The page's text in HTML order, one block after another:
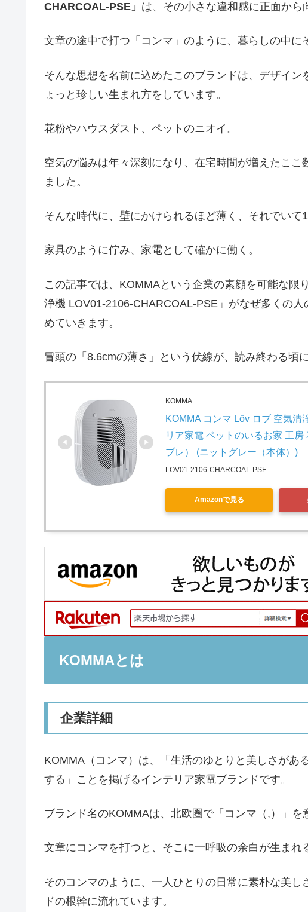
CHARCOAL-PSE」 は、その小さな違和感に正面から
文章の途中で打つ「コンマ」のように、暮らしの中に
そんな思想を名前に込めたこのブランドは、デザイ
ょっと珍しい生まれ方をしています。
花粉やハウスダスト、ペットのニオイ。
空気の悩みは年々深刻になり、在宅時間が増えたこ
ました。
そんな時代に、壁にかけられるほど薄く、それでいて
家具のように佇み、家電として確かに働く。
この記事では、KOMMAという企業の素顔を可能な限
浄機 LOV01-2106-CHARCOAL-PSE」がなぜ多くの
めていきます。
冒頭の「8.6cmの薄さ」という伏線が、読み終わる頃
KOMMA
KOMMA コンマ Löv ロブ 空気
リア家電 ペットのいるお家 工
プレ） (ニットグレー（本体）)
LOV01-2106-CHARCOAL-PSE
Amazonで見る
KOMMAとは
企業詳細
KOMMA（コンマ）は、「生活のゆとりと美しさがあ
する」ことを掲げるインテリア家電ブランドです。
ブランド名のKOMMAは、北欧圏で「コンマ（,）」を
文章にコンマを打つと、そこに一呼吸の余白が生まれ
そのコンマのように、一人ひとりの日常に素朴な美
ドの根幹に流れています。